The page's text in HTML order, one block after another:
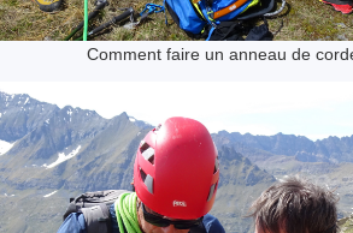
Comment faire un anneau de